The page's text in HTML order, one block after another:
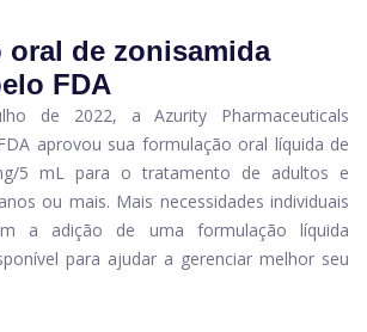
oral de zonisamida
FDA
de 2022, a Azurity Pharmaceuticals
aprovou sua formulação oral líquida de
5 mL para o tratamento de adultos e
ou mais. Mais necessidades individuais
a adição de uma formulação líquida
para ajudar a gerenciar melhor seu